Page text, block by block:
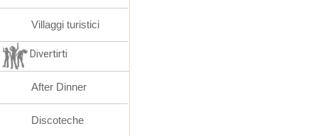
Villaggi turistici
Divertirti
After Dinner
Discoteche